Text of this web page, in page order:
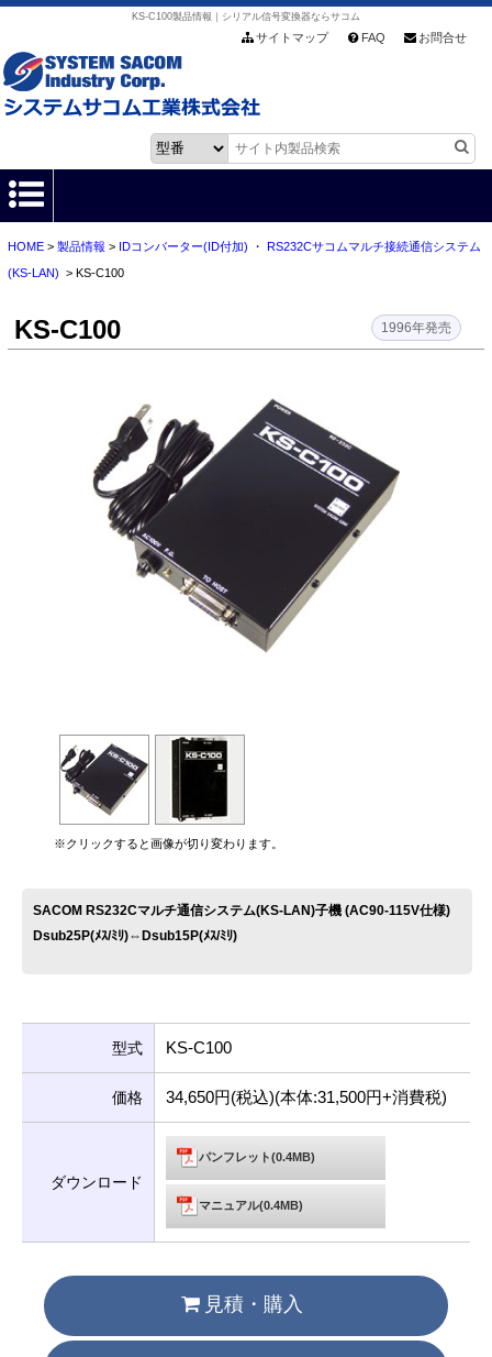
KS-C100製品情報｜シリアル信号変換器ならサコム
サイトマップ FAQ お問合せ
HOME
各種ダウンロード
お客様サポート
HOME> 製品情報 > IDコンバーター(ID付加) ・ RS232Cサコムマルチ接続通信システム
(KS-LAN) > KS-C100
KS-C100 1996年発売
※クリックすると画像が切り変わります。
SACOM RS232Cマルチ通信システム(KS-LAN)子機 (AC90-115V仕様)
Dsub25P(ﾒｽ/ﾐﾘ)⇔Dsub15P(ﾒｽ/ﾐﾘ)
型式 KS-C100
価格 34,650円(税込)(本体:31,500円+消費税)
ダウンロード
パンフレット(0.4MB)
マニュアル(0.4MB)
見積・購入